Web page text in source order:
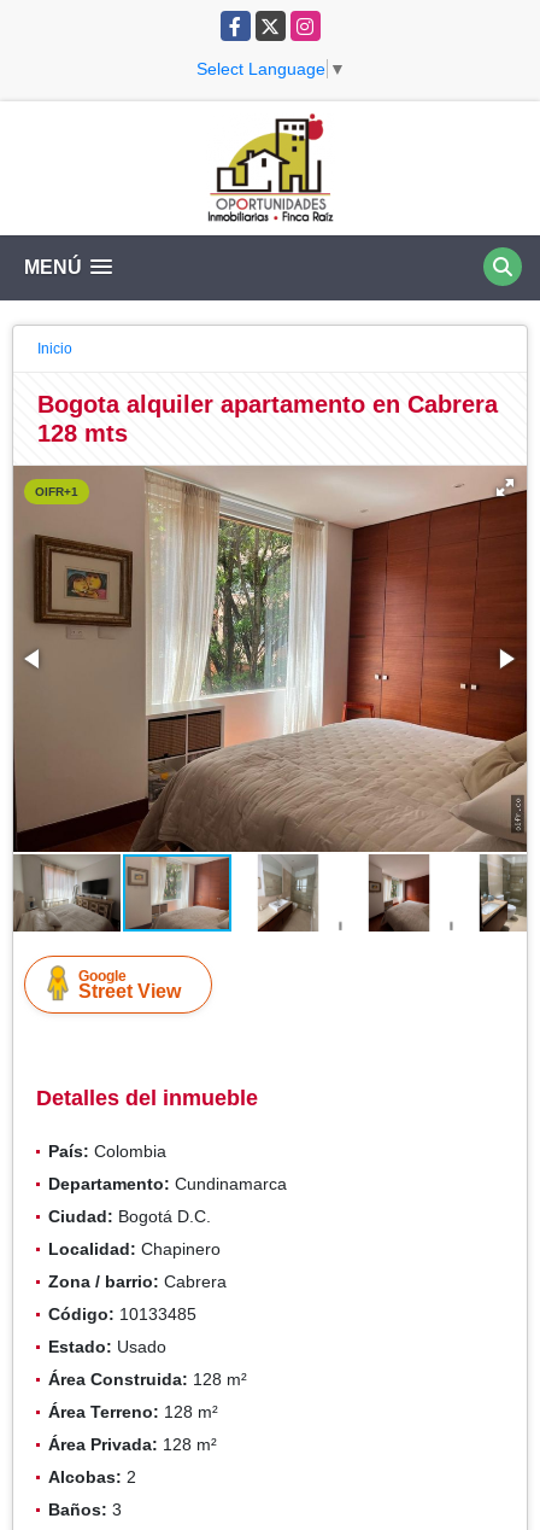
Facebook
X Instagram
Select Language ▼
MENÚ
Inicio
Bogota alquiler apartamento en Cabrera
128 mts
OIFR+1
Google
Street View
Detalles del inmueble
País: Colombia
Departamento: Cundinamarca
Ciudad: Bogotá D.C.
Localidad: Chapinero
Zona / barrio: Cabrera
Código: 10133485
Estado: Usado
Área Construida: 128 m²
Área Terreno: 128 m²
Área Privada: 128 m²
Alcobas: 2
Baños: 3